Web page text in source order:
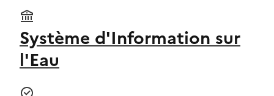
Système d'Information sur
l'Eau